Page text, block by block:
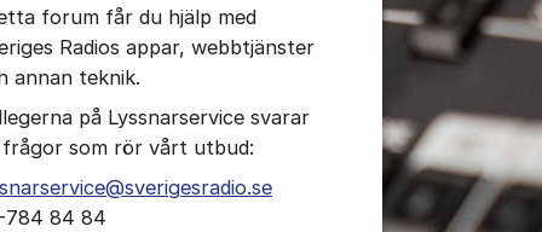
för inlägg/kommentar
forum får du hjälp med
Radios appar, webbtjänster
annan teknik.
på Lyssnarservice svarar
frågor som rör vårt utbud:
784 84 84